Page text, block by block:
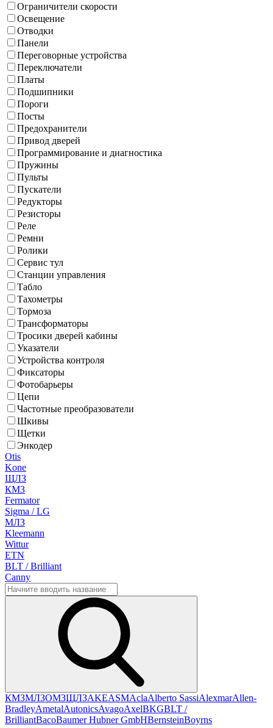
Ограничители скорости
Освещение
Отводки
Панели
Переговорные устройства
Переключатели
Платы
Подшипники
Пороги
Посты
Предохранители
Привод дверей
Программирование и диагностика
Пружины
Пульты
Пускатели
Редукторы
Резисторы
Реле
Ремни
Ролики
Сервис тул
Станции управления
Табло
Тахометры
Тормоза
Трансформаторы
Тросики дверей кабины
Указатели
Устройства контроля
Фиксаторы
Фотобарьеры
Цепи
Частотные преобразователи
Шкивы
Щетки
Энкодер
Otis
Kone
ЩЛЗ
КМЗ
Fermator
Sigma / LG
МЛЗ
Kleemann
Wittur
ETN
BLT / Brilliant
Canny
КМЗМЛЗОМЗЩЛЗAKEASMAclaAlberto SassiAlexmarAllen-
BradleyAmetalAutonicsAvagoAxelBKGBLT /
BrilliantBacoBaumer Hubner GmbHBernsteinBoyrns